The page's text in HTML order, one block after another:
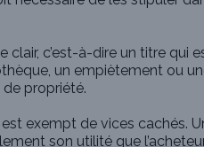
clair, c’est-à-dire un titre qui
un empiètement ou
de propriété.
exempt de vices cachés.
son utilité que